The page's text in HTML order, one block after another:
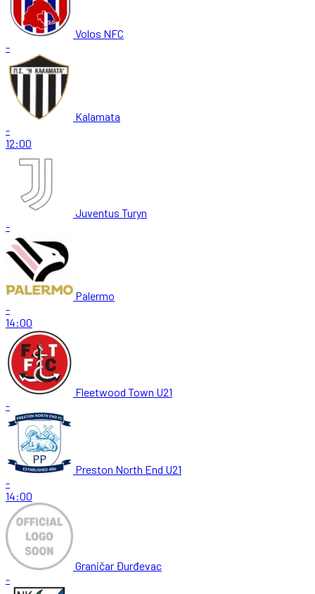
Volos NFC
-
Kalamata
-
12:00
Juventus Turyn
-
Palermo
-
14:00
Fleetwood Town U21
-
Preston North End U21
-
14:00
Graničar Đurđevac
-